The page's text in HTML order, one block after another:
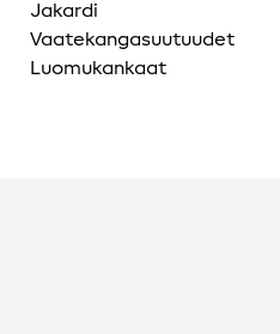
Jakardi
Vaatekangasuutuudet
Luomukankaat